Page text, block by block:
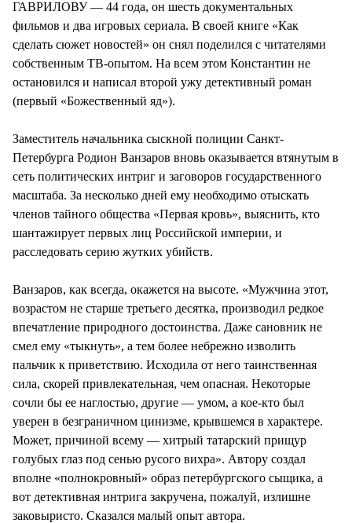
ГАВРИЛОВУ — 44 года, он шесть документальных
фильмов и два игровых сериала. В своей книге «Как
сделать сюжет новостей» он снял поделился с читателями
собственным ТВ-опытом. На всем этом Константин не
остановился и написал второй ужу детективный роман
(первый «Божественный яд»).
Заместитель начальника сыскной полиции Санкт-
Петербурга Родион Ванзаров вновь оказывается втянутым в
сеть политических интриг и заговоров государственного
масштаба. За несколько дней ему необходимо отыскать
членов тайного общества «Первая кровь», выяснить, кто
шантажирует первых лиц Российской империи, и
расследовать серию жутких убийств.
Ванзаров, как всегда, окажется на высоте. «Мужчина этот,
возрастом не старше третьего десятка, производил редкое
впечатление природного достоинства. Даже сановник не
смел ему «тыкнуть», а тем более небрежно изволить
пальчик к приветствию. Исходила от него таинственная
сила, скорей привлекательная, чем опасная. Некоторые
сочли бы ее наглостью, другие — умом, а кое-кто был
уверен в безграничном цинизме, крывшемся в характере.
Может, причиной всему — хитрый татарский прищур
голубых глаз под сенью русого вихра». Автору создал
вполне «полнокровный» образ петербургского сыщика, а
вот детективная интрига закручена, пожалуй, излишне
заковыристо. Сказался малый опыт автора.